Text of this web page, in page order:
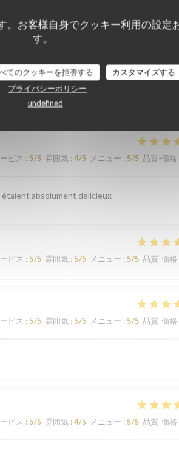
。お客様自身でクッキー利用の設定
す。
てのクッキーを拒否する
カスタマイズする
プライバシーポリシー
undefined
ビス : 5/5 雰囲気 : 4/5 メニュー : 5/5 品質-価格
étaient absolument délicieux
ビス :5/5 雰囲気 :5/5 メニュー :5/5 品質-価格
ビス : 5/5 雰囲気 : 5/5 メニュー : 5/5 品質-価格
ビス : 5/5 雰囲気 : 4/5 メニュー : 5/5 品質-価格